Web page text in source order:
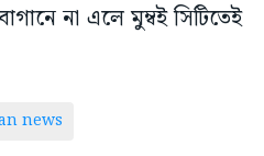
না এলে মুম্বই সিটিতেই
news